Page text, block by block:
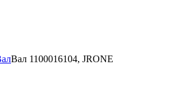
Вал 1100016104, JRONE